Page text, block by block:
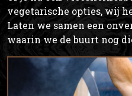
vegetarische opties, wij
Laten we samen een
waarin we de buurt nog